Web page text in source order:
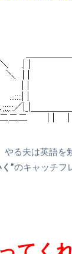
る夫は英語を
”のキャッチフ